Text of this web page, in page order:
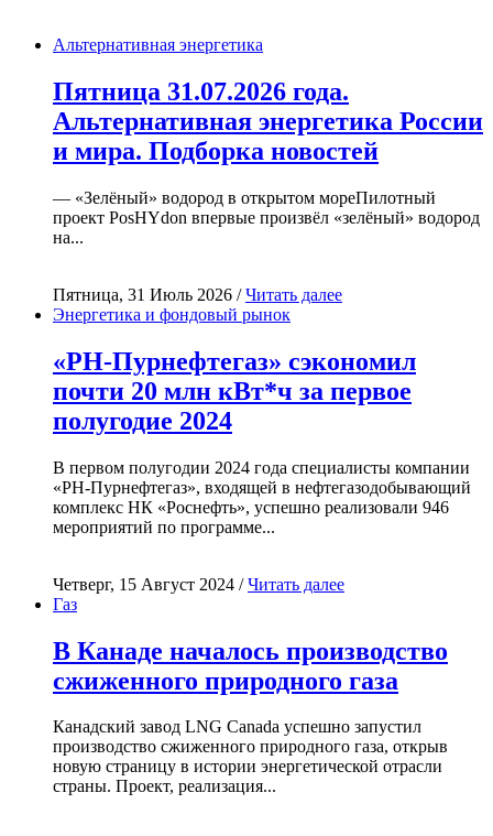
Альтернативная энергетика
Пятница 31.07.2026 года.
Альтернативная энергетика России
и мира. Подборка новостей
— «Зелёный» водород в открытом мореПилотный
проект PosHYdon впервые произвёл «зелёный» водород
на...
Пятница, 31 Июль 2026 /Читать далее
Энергетика и фондовый рынок
«РН-Пурнефтегаз» сэкономил
почти 20 млн кВт*ч за первое
полугодие 2024
В первом полугодии 2024 года специалисты компании
«РН-Пурнефтегаз», входящей в нефтегазодобывающий
комплекс НК «Роснефть», успешно реализовали 946
мероприятий по программе...
Четверг, 15 Август 2024 /Читать далее
Газ
В Канаде началось производство
сжиженного природного газа
Канадский завод LNG Canada успешно запустил
производство сжиженного природного газа, открыв
новую страницу в истории энергетической отрасли
страны. Проект, реализация...